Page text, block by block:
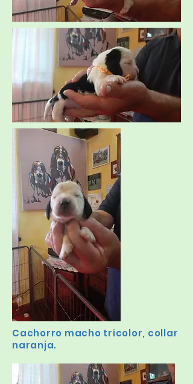
Cachorro macho tricolor, collar
naranja.